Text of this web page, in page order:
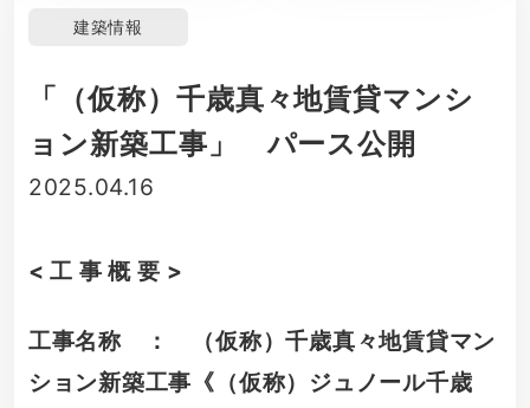
建築情報
「（仮称）千歳真々地賃貸マンシ
ョン新築工事」 パース公開
2025.04.16
< 工 事 概 要 >
工事名称 ： （仮称）千歳真々地賃貸マン
ション新築工事《（仮称）ジュノール千歳